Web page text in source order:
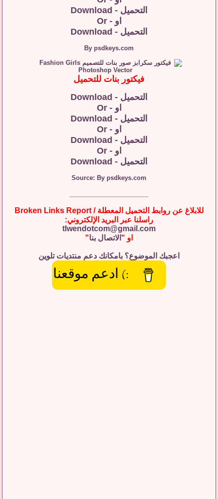
التحميل - Download
او - Or
التحميل - Download
By psdkeys.com
فيكتور بنات للتحميل
التحميل - Download
او - Or
التحميل - Download
او - Or
التحميل - Download
او - Or
التحميل - Download
Source: By psdkeys.com
للابلاغ عن روابط التحميل المعطلة / Broken Links Report
راسلنا عبر البريد الإلكتروني:
tlwendotcom@gmail.com
او " الاتصال بنا"
اعجبك الموضوع؟ بامكانك دعم منتديات تلوين
:) ادعم موقعنا